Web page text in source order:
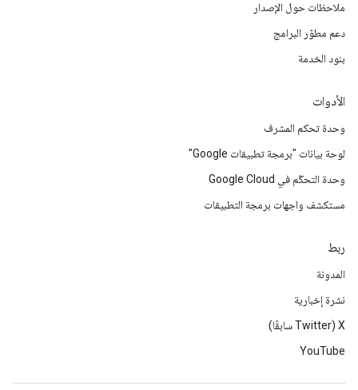
ملاحظات حول الإصدار
دعم مطوّر البرامج
بنود الخدمة
الأدوات
وحدة تحكم المشرف
لوحة بيانات "برمجة تطبيقات Google"
وحدة التحكّم في Google Cloud
مستكشف واجهات برمجة التطبيقات
ربط
المدونة
نشرة إخبارية
‫X ‏(Twitter سابقًا)
YouTube